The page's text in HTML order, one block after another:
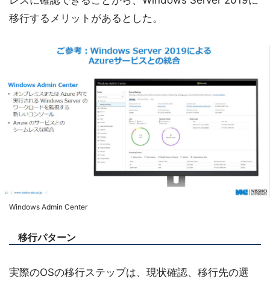
移行するメリットがあるとした。
Windows Admin Center
移行パターン
実際のOSの移行ステップは、現状確認、移行先の選